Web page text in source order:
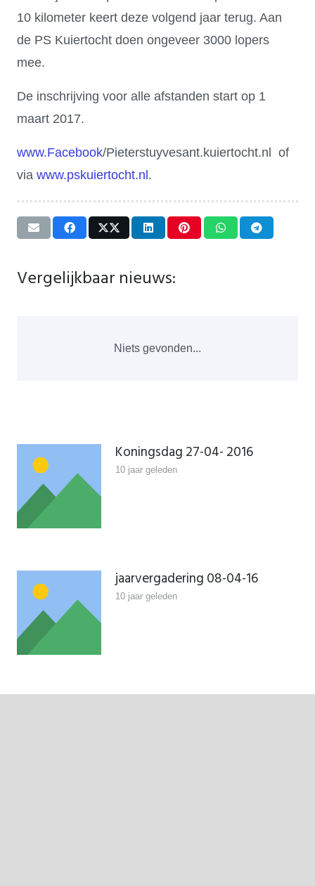
10 kilometer keert deze volgend jaar terug. Aan
de PS Kuiertocht doen ongeveer 3000 lopers
mee.
De inschrijving voor alle afstanden start op 1
maart 2017.
www.Facebook/Pieterstuyvesant.kuiertocht.nl of
via www.pskuiertocht.nl.
Vergelijkbaar nieuws:
Niets gevonden...
Koningsdag 27-04- 2016
10 jaar geleden
jaarvergadering 08-04-16
10 jaar geleden